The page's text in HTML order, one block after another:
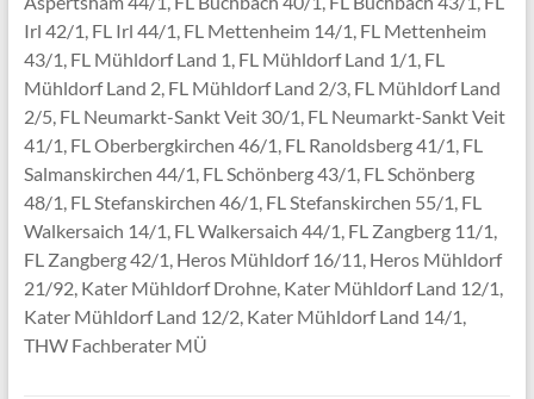
Irl 42/1, FL Irl 44/1, FL Mettenheim 14/1, FL Mettenheim
43/1, FL Mühldorf Land 1, FL Mühldorf Land 1/1, FL
Mühldorf Land 2, FL Mühldorf Land 2/3, FL Mühldorf Land
2/5, FL Neumarkt-Sankt Veit 30/1, FL Neumarkt-Sankt Veit
41/1, FL Oberbergkirchen 46/1, FL Ranoldsberg 41/1, FL
Salmanskirchen 44/1, FL Schönberg 43/1, FL Schönberg
48/1, FL Stefanskirchen 46/1, FL Stefanskirchen 55/1, FL
Walkersaich 14/1, FL Walkersaich 44/1, FL Zangberg 11/1,
FL Zangberg 42/1, Heros Mühldorf 16/11, Heros Mühldorf
21/92, Kater Mühldorf Drohne, Kater Mühldorf Land 12/1,
Kater Mühldorf Land 12/2, Kater Mühldorf Land 14/1,
THW Fachberater MÜ